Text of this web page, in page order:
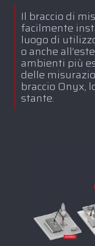
Il braccio di
facilmente
luogo di
o anche
ambienti più
delle
braccio Onyx,
stante.